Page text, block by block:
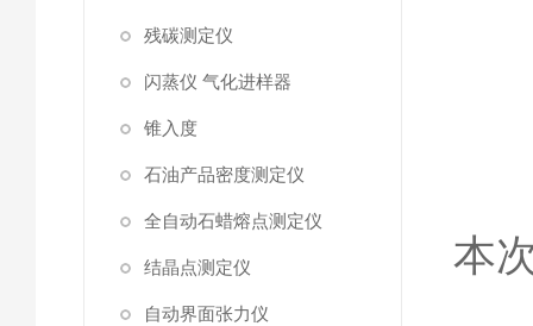
残碳测定仪
闪蒸仪 气化进样器
锥入度
石油产品密度测定仪
全自动石蜡熔点测定仪
结晶点测定仪
自动界面张力仪
本